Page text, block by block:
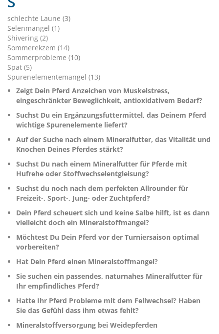
schlechte Laune (3)
Selenmangel (1)
Shivering (2)
Sommerekzem (14)
Sommerprobleme (10)
Spat (5)
Spurenelementemangel (13)
Zeigt Dein Pferd Anzeichen von Muskelstress,
eingeschränkter Beweglichkeit, antioxidativem Bedarf?
Suchst Du ein Ergänzungsfuttermittel, das Deinem Pferd
wichtige Spurenelemente liefert?
Auf der Suche nach einem Mineralfutter, das Vitalität und
Knochen Deines Pferdes stärkt?
Suchst Du nach einem Mineralfutter für Pferde mit
Hufrehe oder Stoffwechselentgleisung?
Suchst du noch nach dem perfekten Allrounder für
Freizeit-, Sport-, Jung- oder Zuchtpferd?
Dein Pferd scheuert sich und keine Salbe hilft, ist es dann
vielleicht doch ein Mineralstoffmangel?
Möchtest Du Dein Pferd vor der Turniersaison optimal
vorbereiten?
Hat Dein Pferd einen Mineralstoffmangel?
Sie suchen ein passendes, naturnahes Mineralfutter für
Ihr empfindliches Pferd?
Hatte Ihr Pferd Probleme mit dem Fellwechsel? Haben
Sie das Gefühl dass ihm etwas fehlt?
Mineralstoffversorgung bei Weidepferden